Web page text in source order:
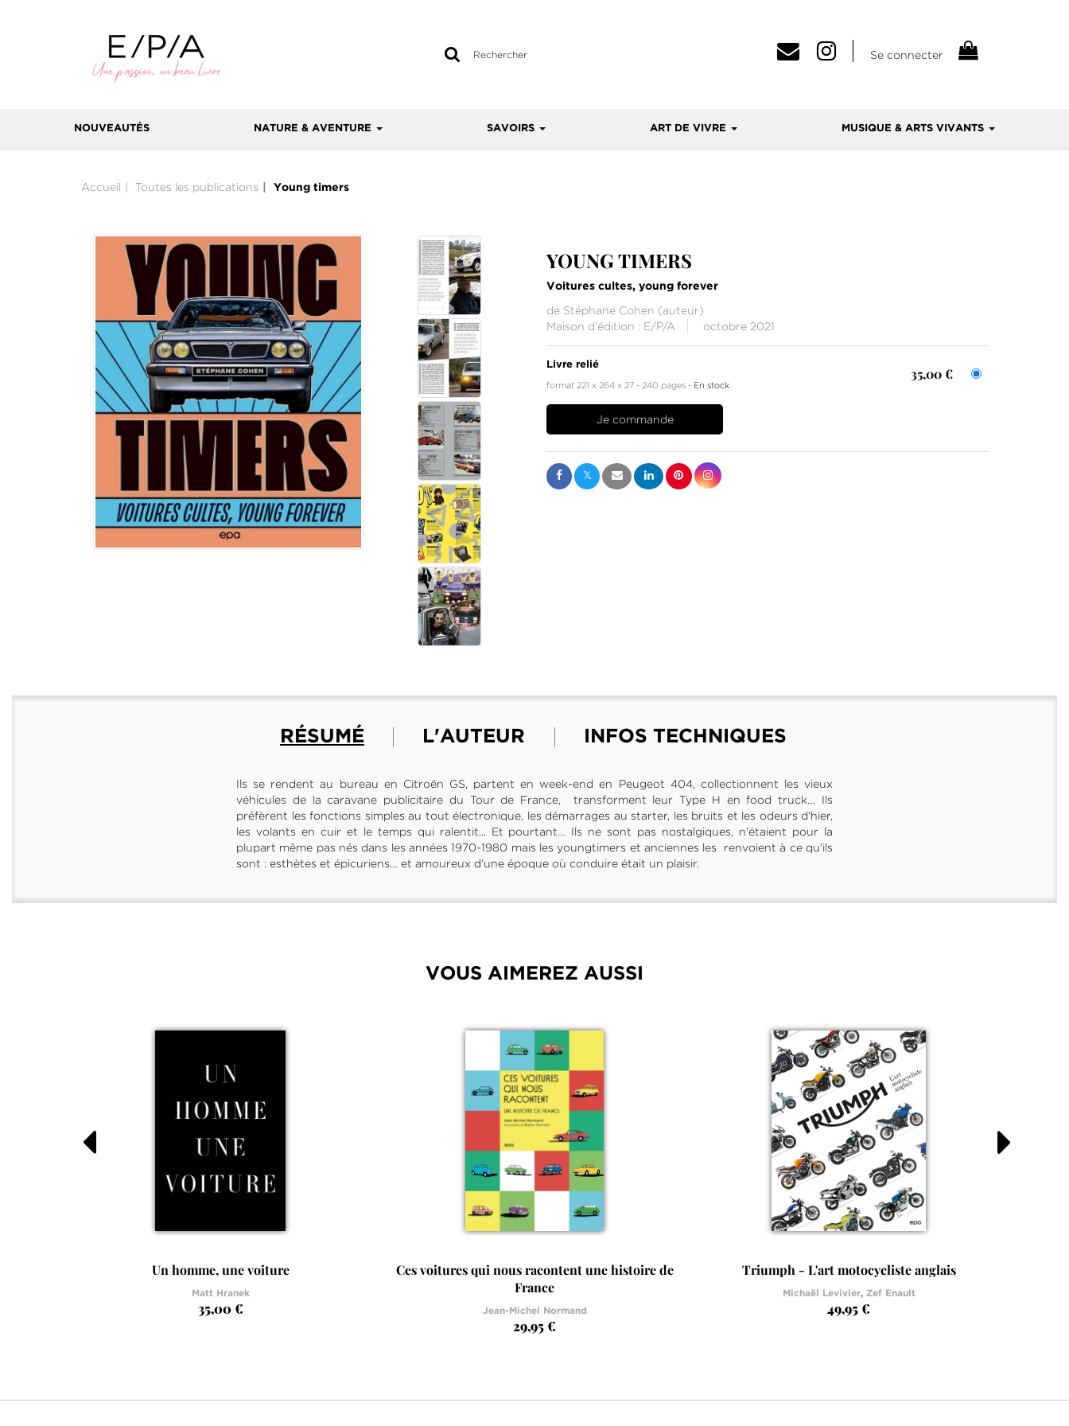
Rechercher
Se connecter
NOUVEAUTÉS NATURE & AVENTURE SAVOIRS ART DE VIVRE MUSIQUE & ARTS VIVANTS
Accueil Toutes les publications Young timers
YOUNG TIMERS
Voitures cultes, young forever
de Stéphane Cohen (auteur)
Maison d'édition : E/P/A octobre 2021
Livre relié
format 221 x 264 x 27 240 pages En stock
35,00 €
RÉSUMÉ L'AUTEUR INFOS TECHNIQUES
Ils se rendent au bureau en Citroën GS, partent en week-end en Peugeot 404, collectionnent les vieux
véhicules de la caravane publicitaire du Tour de France, transforment leur Type H en food truck… Ils
préfèrent les fonctions simples au tout électronique, les démarrages au starter, les bruits et les odeurs d'hier,
les volants en cuir et le temps qui ralentit... Et pourtant… Ils ne sont pas nostalgiques, n'étaient pour la
plupart même pas nés dans les années 1970-1980 mais les youngtimers et anciennes les renvoient à ce qu'ils
sont : esthètes et épicuriens… et amoureux d'une époque où conduire était un plaisir.
VOUS AIMEREZ AUSSI
Un homme, une voiture
Matt Hranek
35,00 €
Ces voitures qui nous racontent une histoire de
France
Jean-Michel Normand
29,95 €
Triumph - L'art motocycliste anglais
Michaël Levivier, Zef Enault
49,95 €